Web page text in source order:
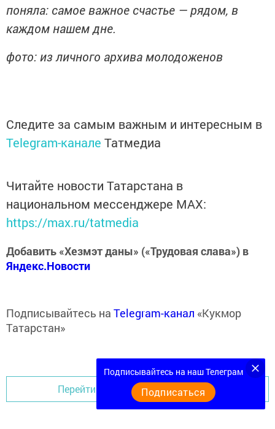
поняла: самое важное счастье — рядом, в
каждом нашем дне.
фото: из личного архива молодоженов
Следите за самым важным и интересным в
Telegram-канале Татмедиа
Читайте новости Татарстана в
национальном мессенджере MАХ:
https://max.ru/tatmedia
Добавить «Хезмэт даны» («Трудовая слава») в
Яндекс.Новости
Подписывайтесь на Telegram-канал «Кукмор
Татарстан»
Перейти на страницу новости
Подписывайтесь на наш Телеграм
Подписаться